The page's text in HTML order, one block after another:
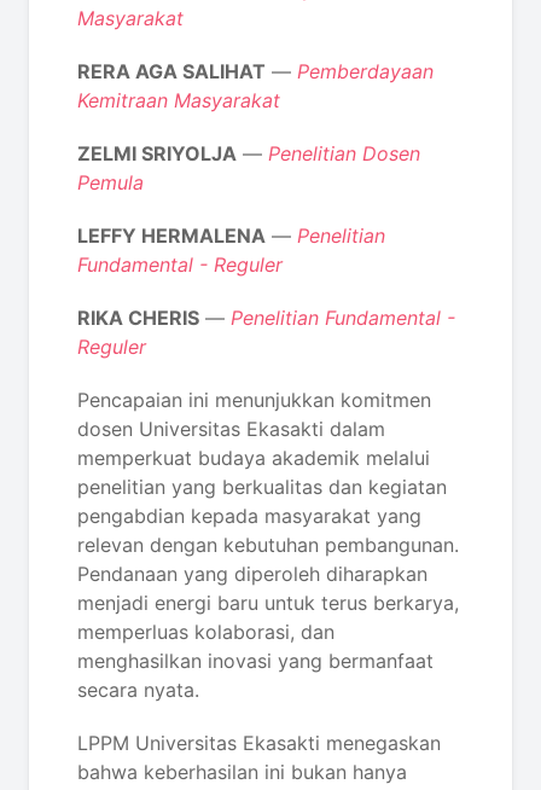
Masyarakat
RERA AGA SALIHAT — Pemberdayaan
Kemitraan Masyarakat
ZELMI SRIYOLJA — Penelitian Dosen
Pemula
LEFFY HERMALENA — Penelitian
Fundamental - Reguler
RIKA CHERIS — Penelitian Fundamental -
Reguler
Pencapaian ini menunjukkan komitmen
dosen Universitas Ekasakti dalam
memperkuat budaya akademik melalui
penelitian yang berkualitas dan kegiatan
pengabdian kepada masyarakat yang
relevan dengan kebutuhan pembangunan.
Pendanaan yang diperoleh diharapkan
menjadi energi baru untuk terus berkarya,
memperluas kolaborasi, dan
menghasilkan inovasi yang bermanfaat
secara nyata.
LPPM Universitas Ekasakti menegaskan
bahwa keberhasilan ini bukan hanya